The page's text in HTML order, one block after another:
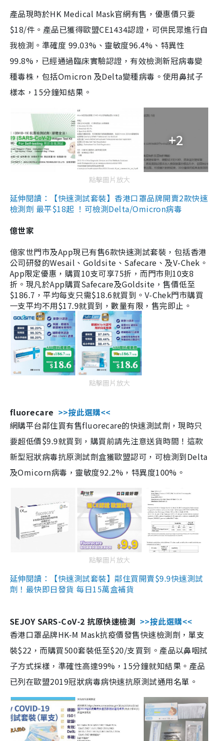
產品現時於HK Medical Mask官網有售，優惠價只要
$18/件。產品已獲得歐盟CE1434認證，可供民眾進行自
我檢測。準確度 99.03%、靈敏度96.4%、特異性
99.8%，已經通過臨床實驗認證，有效檢測新冠病毒變
種毒株，包括Omicron 及Delta變種病毒。使用鼻拭子
樣本，15分鐘知結果。
+2
點擊圖片放大
延伸閱讀：【快速測試套裝】香港口罩品牌開賣2款快速
檢測劑 最平$18起 ！可檢測Delta/Omicron病毒
億世家
億家世門市及App現已有售6款快速測試套裝，包括香港
公司研發的Wesail、Goldsite、Safecare、及V-Chek。
App限定優惠，購買10支可享75折，而門市則10支8
折。現凡於App購買Safecare及Goldsite，售價低至
$186.7，平均每支只需$18.6就買到。V-Chek門市購買
一支平均不用$17.9就買到，數量有限，售完即止。
點擊圖片放大
fluorecare >>按此選購<<
網購平台鄰住買有售fluorecare的快速測試劑，現時只
要超低價$9.9就買到，購買前請先注意送貨時間！這款
新型冠狀病毒抗原測試劑盒獲歐盟認可，可檢測到Delta
及Omicorn病毒，靈敏度92.2%，特異度100%。
點擊圖片放大
延伸閱讀：【快速測試套裝】鄰住買開賣$9.9快速測試
劑！最快即日發貨 每日15萬盒補貨
SEJOY SARS-CoV-2 抗原快速檢測 >>按此選購<<
香港口罩品牌HK-M Mask抗疫價發售快速檢測劑，單支
裝$22，而購買500套裝低至$20/支買到。產品以鼻咽拭
子方式採樣，準確性高達99%，15分鐘就知結果。產品
已列在歐盟2019冠狀病毒病快速抗原測試通用名單。